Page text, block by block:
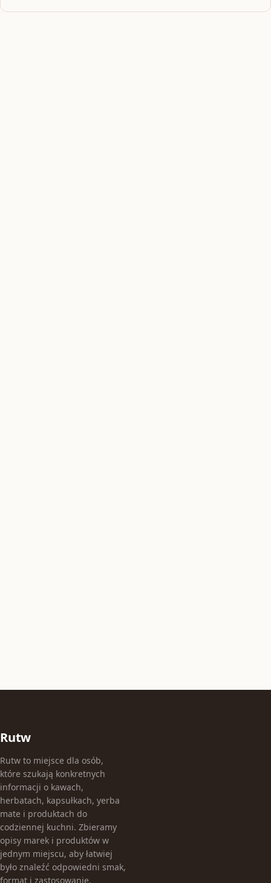
Rutw
Rutw to miejsce dla osób,
które szukają konkretnych
informacji o kawach,
herbatach, kapsułkach, yerba
mate i produktach do
codziennej kuchni. Zbieramy
opisy marek i produktów w
jednym miejscu, aby łatwiej
było znaleźć odpowiedni smak,
format i zastosowanie.